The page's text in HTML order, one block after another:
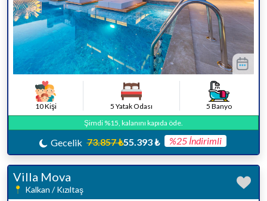
10 Kişi 5 Yatak Odası
5 Banyo
Şimdi %15, kalanını kapıda öde.
Gecelik 73.857 ₺55.393 ₺ %25 İndirimli
Villa Mova
Kalkan / Kızıltaş